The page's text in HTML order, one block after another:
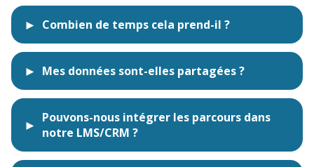
Combien de temps cela prend-il ?
Mes données sont-elles partagées ?
Pouvons-nous intégrer les parcours dans
notre LMS/CRM ?